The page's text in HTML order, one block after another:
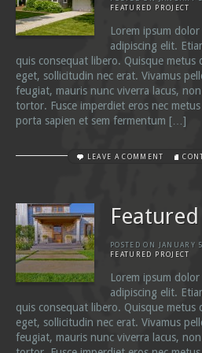
FEATURED PROJECT
Lorem ipsum
adipiscing elit.
quis consequat libero. Quisque
eget, sollicitudin nec erat. Vivamus
feugiat, mauris nunc viverra lacus,
tortor. Fusce imperdiet eros nec
porta sapien et sem fermentum […]
LEAVE A COMMENT
POSTED ON JANUARY
FEATURED PROJECT
Lorem ipsum
adipiscing elit.
quis consequat libero. Quisque
eget, sollicitudin nec erat. Vivamus
feugiat, mauris nunc viverra lacus,